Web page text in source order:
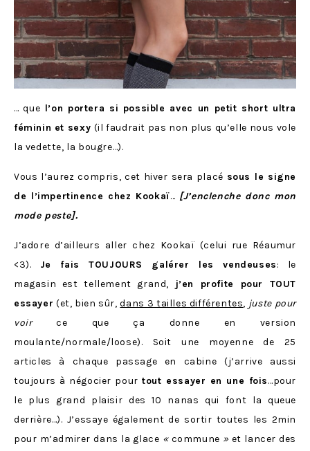
… que l’on portera si possible avec un petit short ultra
féminin et sexy (il faudrait pas non plus qu’elle nous vole
la vedette, la bougre…).
Vous l’aurez compris, cet hiver sera placé sous le signe
de l’impertinence chez Kookaï… [J’enclenche donc mon
mode peste].
J’adore d’ailleurs aller chez Kookaï (celui rue Réaumur
<3). Je fais TOUJOURS galérer les vendeuses: le
magasin est tellement grand,
j’en profite pour TOUT
essayer (et, bien sûr,dans 3 tailles différentes, juste pour
voirce que ça donne en version
moulante/normale/loose). Soit une moyenne de 25
articles à chaque passage en cabine (j’arrive aussi
toujours à négocier pourtout essayer en une fois…pour
le plus grand plaisir des 10 nanas qui font la queue
derrière…). J’essaye également de sortir toutes les 2min
pour m’admirer dans la glace «commune » et lancer des